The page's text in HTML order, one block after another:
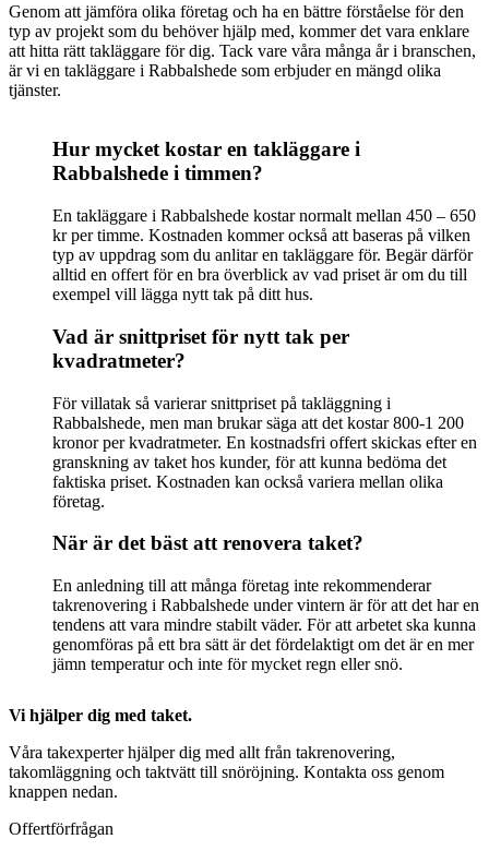
Genom att jämföra olika företag och ha en bättre förståelse för den
typ av projekt som du behöver hjälp med, kommer det vara enklare
att hitta rätt takläggare för dig. Tack vare våra många år i branschen,
är vi en takläggare i Rabbalshede som erbjuder en mängd olika
tjänster.
Hur mycket kostar en takläggare i
Rabbalshede i timmen?
En takläggare i Rabbalshede kostar normalt mellan 450 – 650
kr per timme. Kostnaden kommer också att baseras på vilken
typ av uppdrag som du anlitar en takläggare för. Begär därför
alltid en offert för en bra överblick av vad priset är om du till
exempel vill lägga nytt tak på ditt hus.
Vad är snittpriset för nytt tak per
kvadratmeter?
För villatak så varierar snittpriset på takläggning i
Rabbalshede, men man brukar säga att det kostar 800-1 200
kronor per kvadratmeter. En kostnadsfri offert skickas efter en
granskning av taket hos kunder, för att kunna bedöma det
faktiska priset. Kostnaden kan också variera mellan olika
företag.
När är det bäst att renovera taket?
En anledning till att många företag inte rekommenderar
takrenovering i Rabbalshede under vintern är för att det har en
tendens att vara mindre stabilt väder. För att arbetet ska kunna
genomföras på ett bra sätt är det fördelaktigt om det är en mer
jämn temperatur och inte för mycket regn eller snö.
Vi hjälper dig med taket.
Våra takexperter hjälper dig med allt från takrenovering,
takomläggning och taktvätt till snöröjning. Kontakta oss genom
knappen nedan.
Offertförfrågan